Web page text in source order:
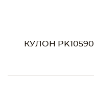
КУЛОН PK10590